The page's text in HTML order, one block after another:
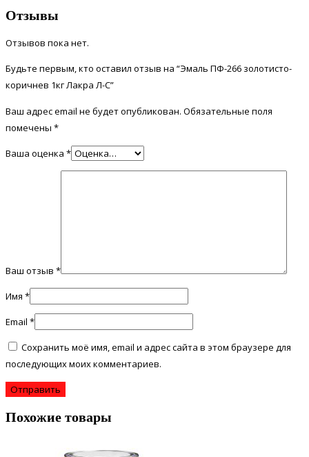
Отзывы
Отзывов пока нет.
Будьте первым, кто оставил отзыв на “Эмаль ПФ-266 золотисто-
коричнев 1кг Лакра Л-С”
Ваш адрес email не будет опубликован. Обязательные поля
помечены *
Ваша оценка *
Ваш отзыв *
Имя *
Email *
Сохранить моё имя, email и адрес сайта в этом браузере для
последующих моих комментариев.
Похожие товары